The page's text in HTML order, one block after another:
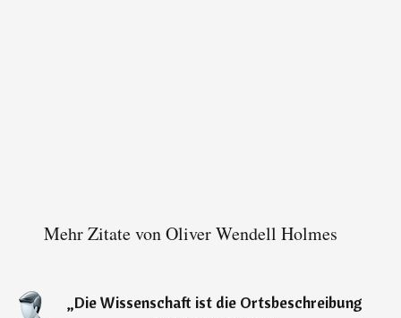
Mehr Zitate von Oliver Wendell Holmes
„Die Wissenschaft ist die Ortsbeschreibung